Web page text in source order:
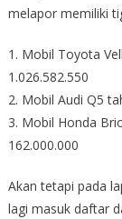
melapor memiliki
1. Mobil Toyota
1.026.582.550
2. Mobil Audi Q5
3. Mobil Honda
162.000.000
Akan tetapi pada
lagi masuk daftar